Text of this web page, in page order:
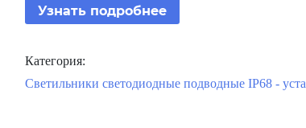
Узнать подробнее
Категория:
Светильники светодиодные подводные IP68 -